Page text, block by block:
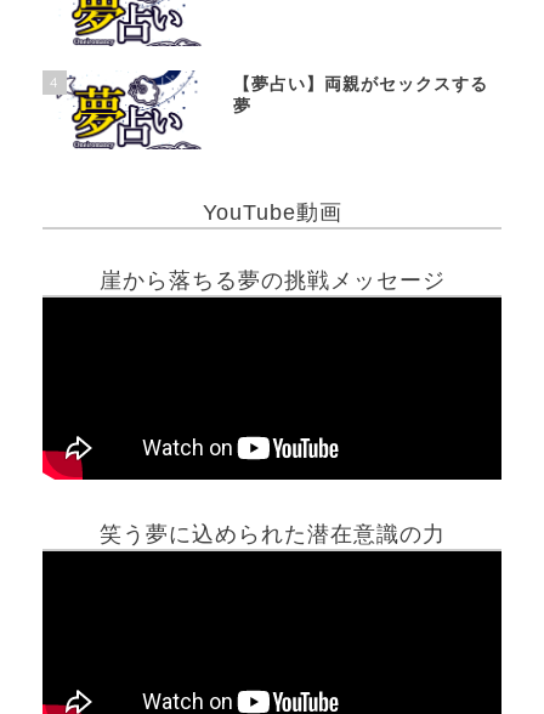
4
【夢占い】両親がセックスする
夢
YouTube動画
崖から落ちる夢の挑戦メッセージ
笑う夢に込められた潜在意識の力